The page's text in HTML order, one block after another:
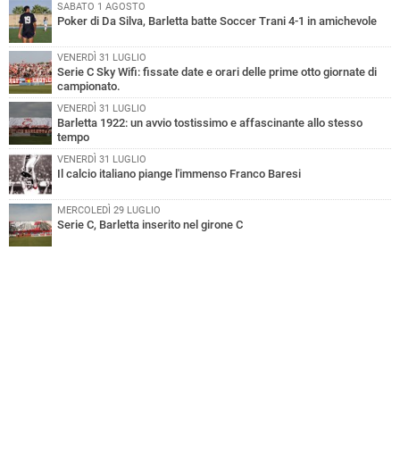
SABATO 1 AGOSTO
Poker di Da Silva, Barletta batte Soccer Trani 4-1 in amichevole
VENERDÌ 31 LUGLIO
Serie C Sky Wifi: fissate date e orari delle prime otto giornate di
campionato.
VENERDÌ 31 LUGLIO
Barletta 1922: un avvio tostissimo e affascinante allo stesso
tempo
VENERDÌ 31 LUGLIO
Il calcio italiano piange l'immenso Franco Baresi
MERCOLEDÌ 29 LUGLIO
Serie C, Barletta inserito nel girone C